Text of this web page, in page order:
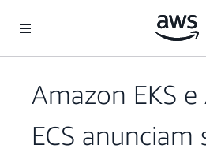
Pular para o conteúdo principal
Amazon EKS
ECS anunciam